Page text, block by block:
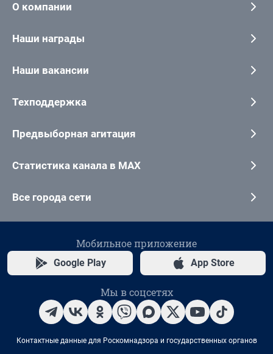
О компании
Наши награды
Наши вакансии
Техподдержка
Предвыборная агитация
Статистика канала в MAX
Все города сети
Мобильное приложение
Google Play App Store
Мы в соцсетях
Контактные данные для Роскомнадзора и государственных органов